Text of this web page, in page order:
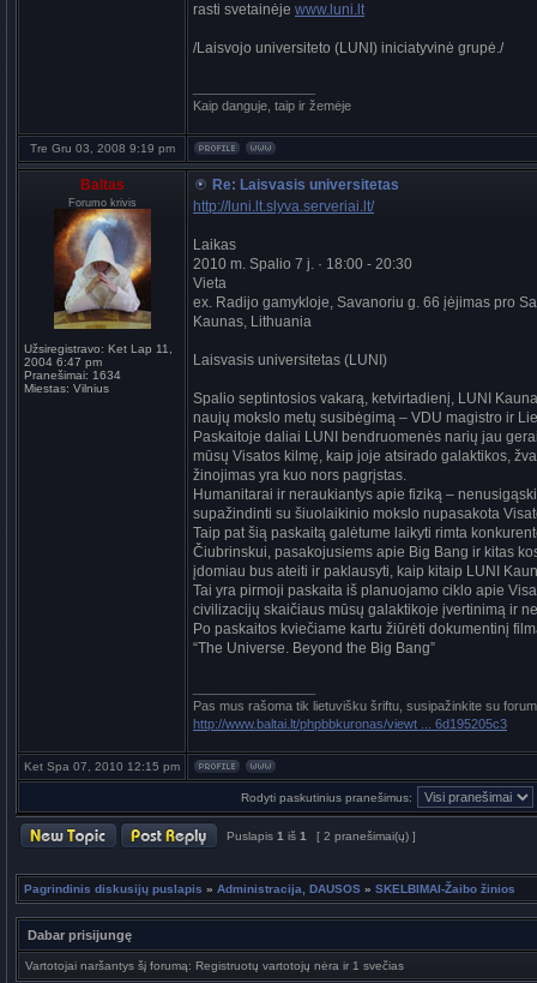
rasti svetainėje www.luni.lt
/Laisvojo universiteto (LUNI) iniciatyvinė grupė./
Kaip danguje, taip ir žemėje
Tre Gru 03, 2008 9:19 pm
Baltas
Forumo krivis
Užsiregistravo: Ket Lap 11,
2004 6:47 pm
Pranešimai: 1634
Miestas: Vilnius
Re: Laisvasis universitetas
http://luni.lt.slyva.serveriai.lt/
Laikas
2010 m. Spalio 7 j. · 18:00 - 20:30
Vieta
ex. Radijo gamykloje, Savanoriu g. 66 įėjimas pro
Kaunas, Lithuania
Laisvasis universitetas (LUNI)
Spalio septintosios vakarą, ketvirtadienį, LUNI
naujų mokslo metų susibėgimą – VDU magistro ir
Paskaitoje daliai LUNI bendruomenės narių jau
mūsų Visatos kilmę, kaip joje atsirado galaktikos,
žinojimas yra kuo nors pagrįstas.
Humanitarai ir neraukiantys apie fiziką –
supažindinti su šiuolaikinio mokslo nupasakota
Taip pat šią paskaitą galėtume laikyti rimta
Čiubrinskui, pasakojusiems apie Big Bang ir kitas
įdomiau bus ateiti ir paklausyti, kaip kitaip LUNI
Tai yra pirmoji paskaita iš planuojamo ciklo apie
civilizacijų skaičiaus mūsų galaktikoje įvertinimą ir
Po paskaitos kviečiame kartu žiūrėti dokumentinį
“The Universe. Beyond the Big Bang”
Pas mus rašoma tik lietuvišku šriftu, susipažinkite su
http://www.baltai.lt/phpbbkuronas/viewt ... 6d195205c3
Ket Spa 07, 2010 12:15 pm
Rodyti paskutinius pranešimus:
Puslapis 1 iš 1 [ 2 pranešimai(ų) ]
Pagrindinis diskusijų puslapis » Administracija, DAUSOS » SKELBIMAI-Žaibo žinios
Dabar prisijungę
Vartotojai naršantys šį forumą: Registruotų vartotojų nėra ir 1 svečias